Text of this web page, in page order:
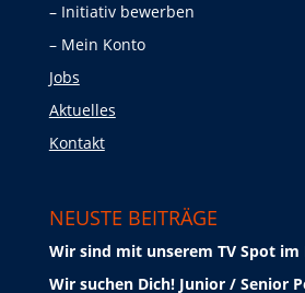
Initiativ bewerben
Mein Konto
Jobs
Aktuelles
Kontakt
NEUSTE BEITRÄGE
Wir sind mit unserem TV Spot im
Wir suchen Dich! Junior / Senior